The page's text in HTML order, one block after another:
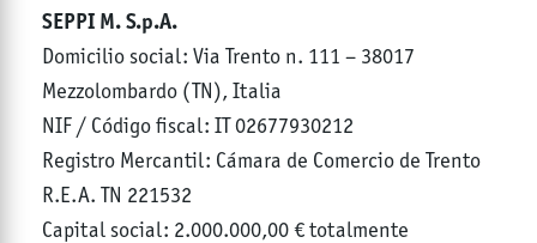
SEPPI M. S.p.A.
Domicilio social: Via Trento n. 111 – 38017
Mezzolombardo (TN), Italia
NIF / Código fiscal: IT 02677930212
Registro Mercantil: Cámara de Comercio de Trento
R.E.A. TN 221532
Capital social: 2.000.000,00 € totalmente